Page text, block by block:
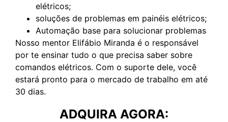
elétricos;
soluções de problemas em painéis elétricos;
Automação base para solucionar problemas
Nosso mentor Elifábio Miranda é o responsável
por te ensinar tudo o que precisa saber sobre
comandos elétricos. Com o suporte dele, você
estará pronto para o mercado de trabalho em até
30 dias.
ADQUIRA AGORA: